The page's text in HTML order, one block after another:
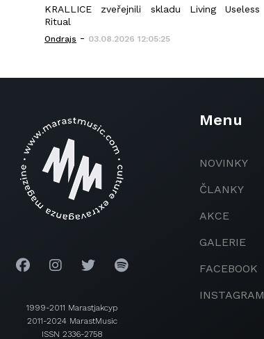
KRALLICE zveřejnili skladu Living Useless
Ritual
Ondrajs - 03.08.2026 12:05:25
1999-2011 Marastjakcyp
2011-2024 MarastMusic
ISSN 2336-2758
Menu
NOVINKY
ČLANKY
AKCE
GALERIE
FACEBOOK
INSTAGRAM